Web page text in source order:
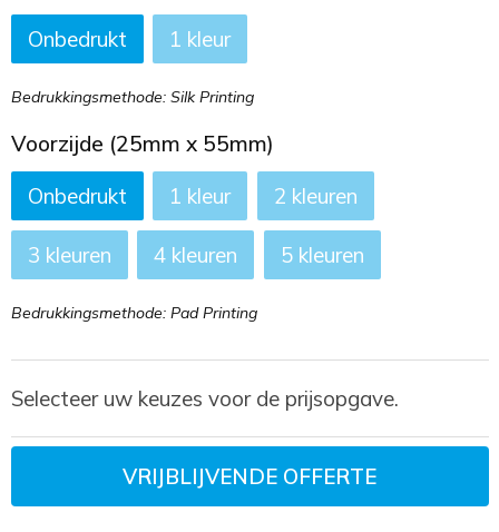
Onbedrukt
1
Bedrukkingsmethode: Silk Printing
Voorzijde (25mm x 55mm)
Onbedrukt
1 2
3 4 5
Bedrukkingsmethode: Pad Printing
Selecteer uw keuzes voor de prijsopgave.
VRIJBLIJVENDE OFFERTE